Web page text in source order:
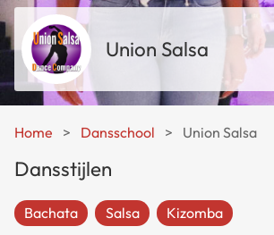
Union Salsa
Home > Dansschool > Union Salsa
Dansstijlen
Bachata Salsa Kizomba